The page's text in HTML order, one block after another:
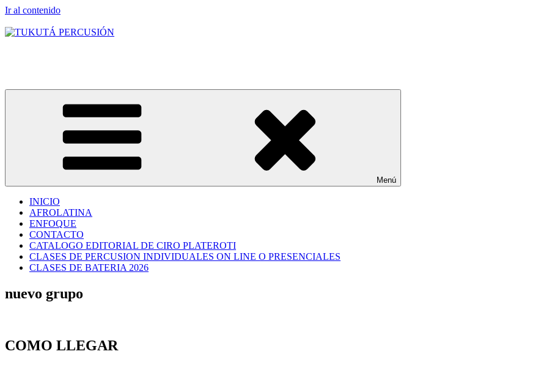
Ir al contenido
Menú
INICIO
AFROLATINA
ENFOQUE
CONTACTO
CATALOGO EDITORIAL DE CIRO PLATEROTI
CLASES DE PERCUSION INDIVIDUALES ON LINE O PRESENCIALES
CLASES DE BATERIA 2026
nuevo grupo
COMO LLEGAR